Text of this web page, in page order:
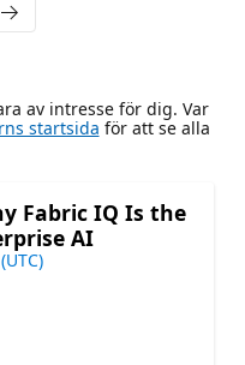
av intresse för dig. Var
startsida för att se alla
Fabric IQ Is the
AI